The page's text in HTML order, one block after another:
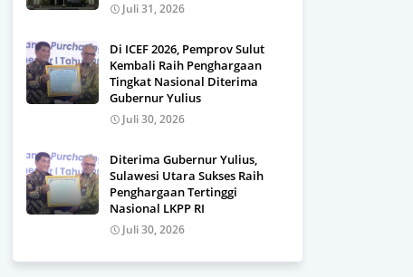
Juli 31, 2026
Di ICEF 2026, Pemprov Sulut
Kembali Raih Penghargaan
Tingkat Nasional Diterima
Gubernur Yulius
Juli 30, 2026
Diterima Gubernur Yulius,
Sulawesi Utara Sukses Raih
Penghargaan Tertinggi
Nasional LKPP RI
Juli 30, 2026